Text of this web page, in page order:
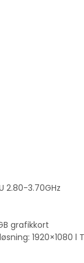
2.80-3.70GHz
grafikkort
1920×1080 l